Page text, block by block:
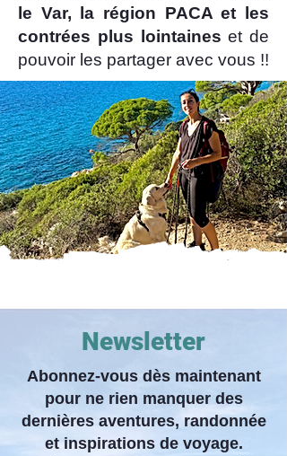
le Var, la région PACA et les
contrées plus lointaines et de
pouvoir les partager avec vous !!
Newsletter
Abonnez-vous dès maintenant
pour ne rien manquer des
dernières aventures, randonnée
et inspirations de voyage.